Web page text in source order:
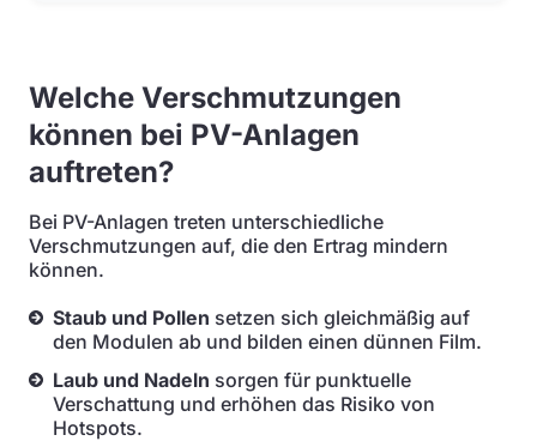
Welche Verschmutzungen
können bei PV-Anlagen
auftreten?
Bei PV-Anlagen treten unterschiedliche
Verschmutzungen auf, die den Ertrag mindern
können.
Staub und Pollen setzen sich gleichmäßig auf
den Modulen ab und bilden einen dünnen Film.
Laub und Nadeln sorgen für punktuelle
Verschattung und erhöhen das Risiko von
Hotspots.